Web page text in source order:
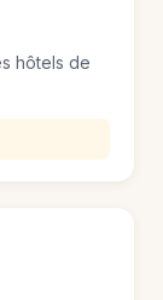
hôtels de